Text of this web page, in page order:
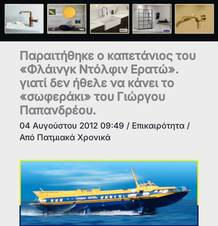
Παραιτήθηκε ο καπετάνιος του
«Φλάινγκ Ντόλφιν Ερατώ».
γιατί δεν ήθελε να κάνει το
«σωφεράκι» του Γιώργου
Παπανδρέου.
04 Αυγούστου 2012 09:49 / Επικαιρότητα /
Από Πατμιακά Χρονικά